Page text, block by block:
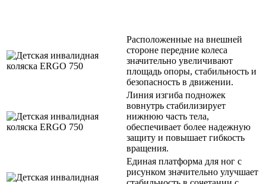
Расположенные на внешней
стороне передние колеса
значительно увеличивают
площадь опоры, стабильность и
безопасность в движении.
Линия изгиба подножек
вовнутрь стабилизирует
нижнюю часть тела,
обеспечивает более надежную
защиту и повышает гибкость
вращения.
Единая платформа для ног с
рисунком значительно улучшает